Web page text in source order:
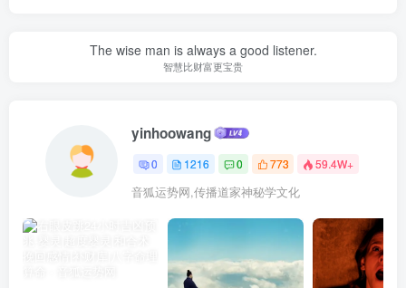
The wise man is always a good listener.
智慧比财富更宝贵
yinhoowang
0 1216 0 773 59.4W+
音狐运势网,传播道家神秘学文化